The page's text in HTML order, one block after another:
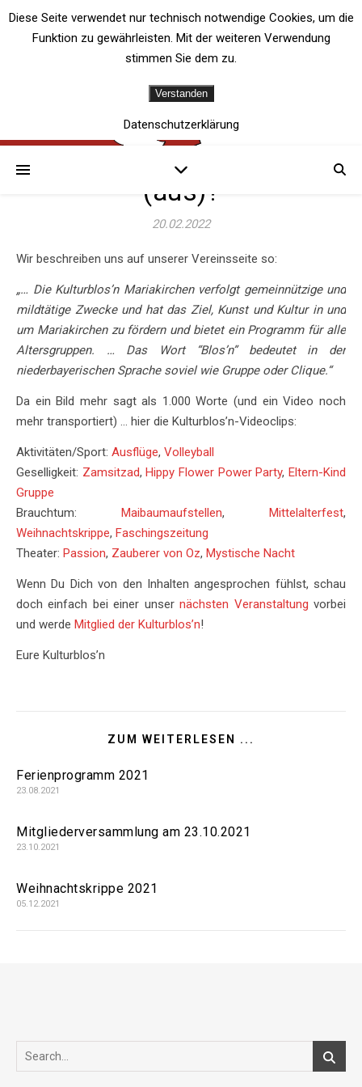
2021,2022
Neue Videoclips – was
macht die Kulturblos’n
(aus)?
20.02.2022
Wir beschreiben uns auf unserer Vereinsseite so:
„… Die Kulturblos’n Mariakirchen verfolgt gemeinnützige und
mildtätige Zwecke und hat das Ziel, Kunst und Kultur in und
um Mariakirchen zu fördern und bietet ein Programm für alle
Altersgruppen. … Das Wort “Blos’n” bedeutet in der
niederbayerischen Sprache soviel wie Gruppe oder Clique.“
Da ein Bild mehr sagt als 1.000 Worte (und ein Video noch
mehr transportiert) … hier die Kulturblos’n-Videoclips:
Aktivitäten/Sport: Ausflüge, Volleyball
Geselligkeit: Zamsitzad,Hippy Flower Power Party,Eltern-Kind
Gruppe
Brauchtum: Maibaumaufstellen, Mittelalterfest,
Weihnachtskrippe, Faschingszeitung
Theater: Passion, Zauberer von Oz, Mystische Nacht
Wenn Du Dich von den Inhalten angesprochen fühlst, schau
doch einfach bei einer unsernächsten Veranstaltung vorbei
und werde Mitglied der Kulturblos’n!
Eure Kulturblos’n
ZUM WEITERLESEN ...
Ferienprogramm 2021
23.08.2021
Mitgliederversammlung am 23.10.2021
23.10.2021
Weihnachtskrippe 2021
05.12.2021
Diese Seite verwendet nur technisch notwendige Cookies, um die
Funktion zu gewährleisten. Mit der weiteren Verwendung
stimmen Sie dem zu.
Verstanden
Datenschutzerklärung